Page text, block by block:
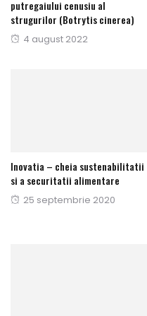
putregaiului cenusiu al
strugurilor (Botrytis cinerea)
Publicat
4 august 2022
Inovatia – cheia sustenabilitatii
si a securitatii alimentare
Publicat
25 septembrie 2020